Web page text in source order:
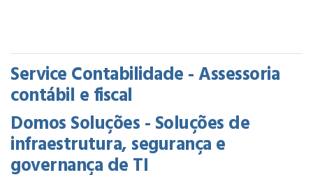
Service Contabilidade - Assessoria
contábil e fiscal
Domos Soluções - Soluções de
infraestrutura, segurança e
governança de TI